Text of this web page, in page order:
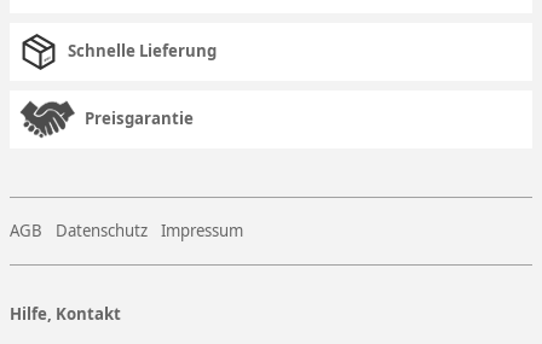
Schnelle Lieferung
Preisgarantie
AGB Datenschutz Impressum
Hilfe, Kontakt